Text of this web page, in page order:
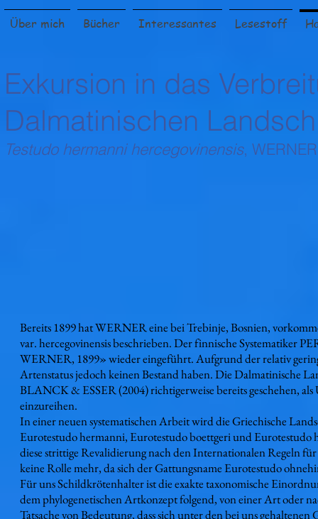
Über mich Bücher Interessantes Lesestoff
Exkursion in das
Dalmatinischen
Testudo hermanni hercegovinensis,
Bereits 1899 hat WERNER eine bei Trebinje, Bosnien,
var. hercegovinensis beschrieben. Der finnische Systematiker
WERNER, 1899» wieder eingeführt. Aufgrund der relativ
Artenstatus jedoch keinen Bestand haben. Die Dalmatinische
BLANCK & ESSER (2004) richtigerweise bereits geschehen,
einzureihen.
In einer neuen systematischen Arbeit wird die Griechische
Eurotestudo hermanni, Eurotestudo boettgeri und
diese strittige Revalidierung nach den Internationalen Regeln
keine Rolle mehr, da sich der Gattungsname Eurotestudo
Für uns Schildkrötenhalter ist die exakte taxonomische
dem phylogenetischen Artkonzept folgend, von einer Art oder
Tatsache von Bedeutung, dass sich unter den bei uns